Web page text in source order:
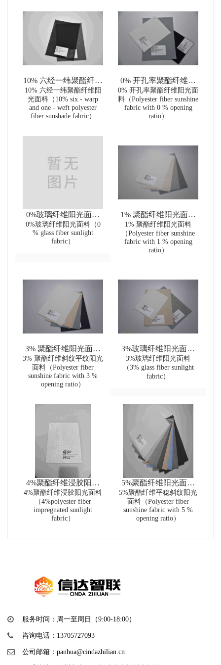
10% 六经一纬聚酯纤维
阳光面料（10% six -
warp and one - weft
polyester fiber sunshade
fabric）
10% 六经一纬聚酯纤维阳
光面料（10% six - warp
and one - weft polyester
fiber sunshade fabric）
0% 开孔率聚酯纤维阳
光面料（Polyester fiber
sunshine fabric with 0 %
opening ratio）
0% 开孔率聚酯纤维阳光面
料（Polyester fiber sunshine
fabric with 0 % opening
ratio）
0%玻璃纤维阳光面料
（0 % glass fiber sunlight
fabric）
0%玻璃纤维阳光面料（0
% glass fiber sunlight
fabric）
1% 聚酯纤维阳光面料
（Polyester fiber
sunshine fabric with 1 %
opening ratio）
1% 聚酯纤维阳光面料
（Polyester fiber sunshine
fabric with 1 % opening
ratio）
3% 聚酯纤维阳光面料
（Polyester fiber
sunshine fabric with 3 %
opening ratio）
3% 聚酯纤维斜纹平纹阳光
面料（Polyester fiber
sunshine fabric with 3 %
opening ratio）
3%玻璃纤维阳光面料
（3% glass fiber sunlight
fabric）
3%玻璃纤维阳光面料
（3% glass fiber sunlight
fabric）
4%聚酯纤维浸胶阳光
面料（4%polyester fiber
impregnated sunlight
fabric）
4%聚酯纤维浸胶阳光面料
（4%polyester fiber
impregnated sunlight
fabric）
5%聚酯纤维阳光面料
（Polyester fiber
sunshine fabric with 5 %
opening ratio）
5%聚酯纤维平稳斜纹阳光
面料（Polyester fiber
sunshine fabric with 5 %
opening ratio）
服务时间：周一至周日（9:00-18:00）
咨询电话：13705727093
公司邮箱：panhua@cindazhilian.cn